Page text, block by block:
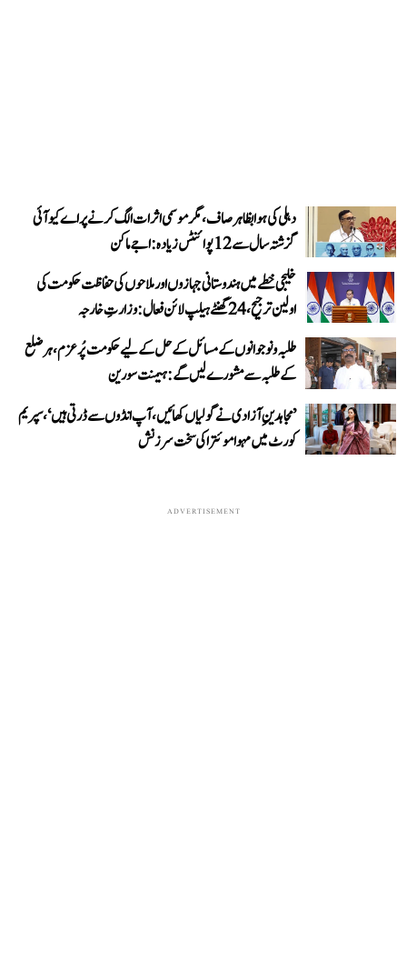
دہلی کی ہوا بظاہر صاف، مگر موسمی اثرات الگ کرنے پر اے کیو آئی
گزشتہ سال سے 12 پوائنٹس زیادہ: اجے ماکن
خلیجی خطے میں ہندوستانی جہازوں اور ملاحوں کی حفاظت حکومت کی
اولین ترجیح، 24 گھنٹے ہیلپ لائن فعال: وزارتِ خارجہ
طلبہ و نوجوانوں کے مسائل کے حل کے لیے حکومت پُرعزم، ہر ضلع
کے طلبہ سے مشورے لیں گے: ہیمنت سورین
’مجاہدینِ آزادی نے گولیاں کھائیں، آپ انڈوں سے ڈرتی ہیں‘، سپریم
کورٹ میں مہوا موئترا کی سخت سرزنش
ADVERTISEMENT